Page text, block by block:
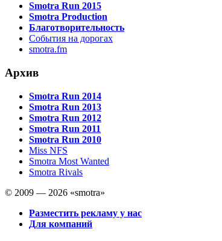
Smotra Run 2015
Smotra Production
Благотворительность
События на дорогах
smotra.fm
Архив
Smotra Run 2014
Smotra Run 2013
Smotra Run 2012
Smotra Run 2011
Smotra Run 2010
Miss NFS
Smotra Most Wanted
Smotra Rivals
© 2009 — 2026 «smotra»
Разместить рекламу у нас
Для компаний